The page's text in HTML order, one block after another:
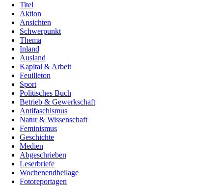
Titel
Aktion
Ansichten
Schwerpunkt
Thema
Inland
Ausland
Kapital & Arbeit
Feuilleton
Sport
Politisches Buch
Betrieb & Gewerkschaft
Antifaschismus
Natur & Wissenschaft
Feminismus
Geschichte
Medien
Abgeschrieben
Leserbriefe
Wochenendbeilage
Fotoreportagen